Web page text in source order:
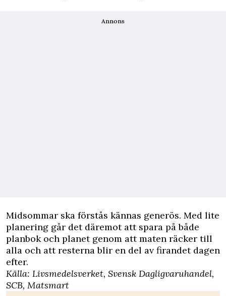
Annons
Midsommar ska förstås kännas generös. Med lite
planering går det däremot att spara på både
planbok och planet genom att maten räcker till
alla och att resterna blir en del av firandet dagen
efter.
Källa: Livsmedelsverket, Svensk Dagligvaruhandel,
SCB, Matsmart